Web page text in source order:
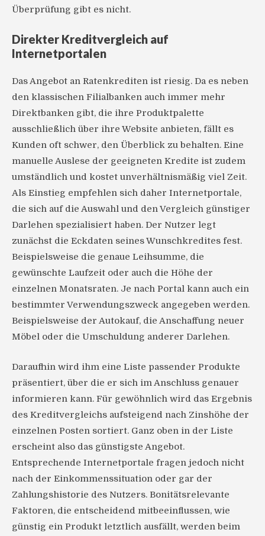
Überprüfung gibt es nicht.
Direkter Kreditvergleich auf
Internetportalen
Das Angebot an Ratenkrediten ist riesig. Da es neben
den klassischen Filialbanken auch immer mehr
Direktbanken gibt, die ihre Produktpalette
ausschließlich über ihre Website anbieten, fällt es
Kunden oft schwer, den Überblick zu behalten. Eine
manuelle Auslese der geeigneten Kredite ist zudem
umständlich und kostet unverhältnismäßig viel Zeit.
Als Einstieg empfehlen sich daher Internetportale,
die sich auf die Auswahl und den Vergleich günstiger
Darlehen spezialisiert haben. Der Nutzer legt
zunächst die Eckdaten seines Wunschkredites fest.
Beispielsweise die genaue Leihsumme, die
gewünschte Laufzeit oder auch die Höhe der
einzelnen Monatsraten. Je nach Portal kann auch ein
bestimmter Verwendungszweck angegeben werden.
Beispielsweise der Autokauf, die Anschaffung neuer
Möbel oder die Umschuldung anderer Darlehen.
Daraufhin wird ihm eine Liste passender Produkte
präsentiert, über die er sich im Anschluss genauer
informieren kann. Für gewöhnlich wird das Ergebnis
des Kreditvergleichs aufsteigend nach Zinshöhe der
einzelnen Posten sortiert. Ganz oben in der Liste
erscheint also das günstigste Angebot.
Entsprechende Internetportale fragen jedoch nicht
nach der Einkommenssituation oder gar der
Zahlungshistorie des Nutzers. Bonitätsrelevante
Faktoren, die entscheidend mitbeeinflussen, wie
günstig ein Produkt letztlich ausfällt, werden beim